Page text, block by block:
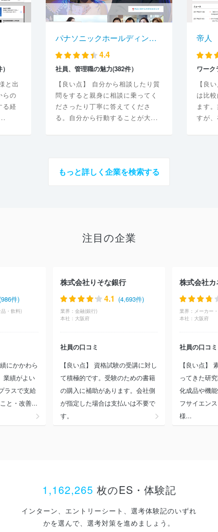
と出
らの
る経
パナソニックホールディングス
4.4
社員、管理職の魅力(382件）
【良い点】 自分から相談したり質
問をすると親身に相談に乗ってく
ださったり丁寧に答えてくださ
る。自分から行動することが大...
帝人
ワーク
【良
は比
ます
すが
もっと詳しく企業を検索する
注目の企業
件)
・飲料)
にかかわら
業績がよい
ラスで支給
と・改善...
株式会社りそな銀行
4.1 (4,693件)
業界： 金融(銀行)
本社： 大阪府
社員の口コミ
【良い点】 資格試験の受講に対し
て積極的です。受験のための書籍
の購入に補助があります。会社側
が指定した場合は支払いは不要で
す。
株式会社
業界： メーカー
本社： 大阪府
社員の口コミ
【良い点】
ってきた研
化成品や機
フサイエン
様...
1,162,265 枚のES・体験記
インターン、エントリーシート、選考体験記のいずれ
かを選んで、選考対策を進めましょう。